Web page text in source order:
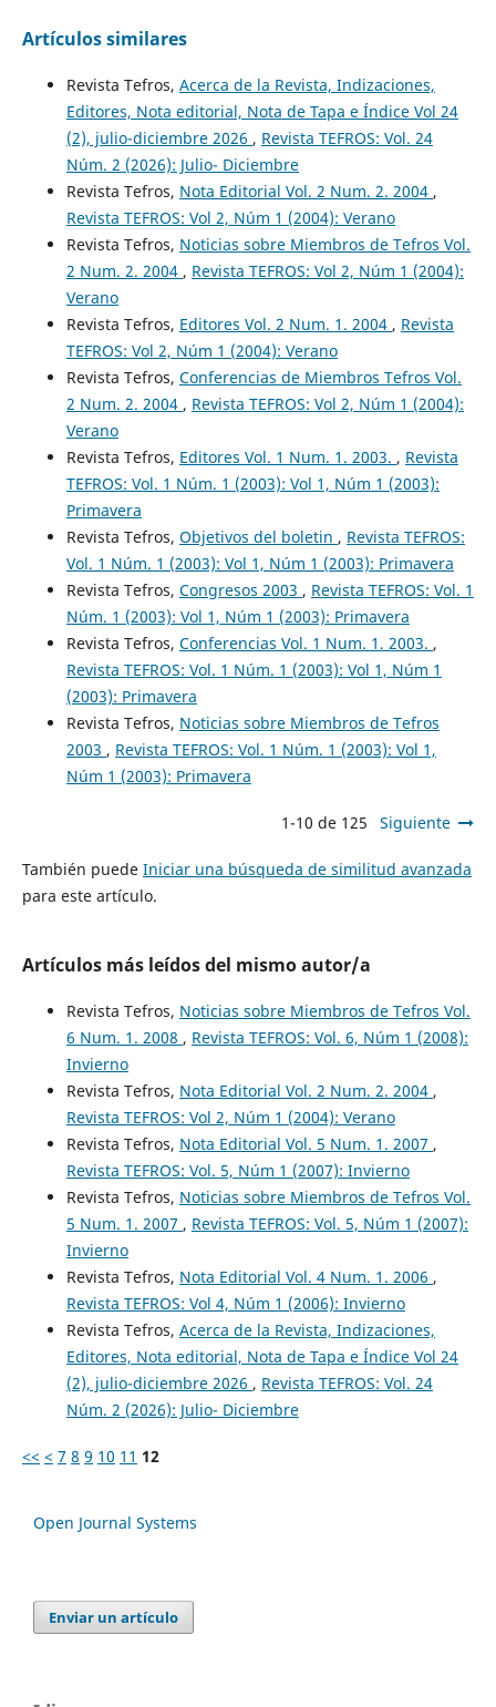
Artículos similares
Revista Tefros, Acerca de la Revista, Indizaciones,
Editores, Nota editorial, Nota de Tapa e Índice Vol 24
(2), julio-diciembre 2026 , Revista TEFROS: Vol. 24
Núm. 2 (2026): Julio- Diciembre
Revista Tefros, Nota Editorial Vol. 2 Num. 2. 2004 ,
Revista TEFROS: Vol 2, Núm 1 (2004): Verano
Revista Tefros, Noticias sobre Miembros de Tefros Vol.
2 Num. 2. 2004 , Revista TEFROS: Vol 2, Núm 1 (2004):
Verano
Revista Tefros, Editores Vol. 2 Num. 1. 2004 , Revista
TEFROS: Vol 2, Núm 1 (2004): Verano
Revista Tefros, Conferencias de Miembros Tefros Vol.
2 Num. 2. 2004 , Revista TEFROS: Vol 2, Núm 1 (2004):
Verano
Revista Tefros, Editores Vol. 1 Num. 1. 2003. , Revista
TEFROS: Vol. 1 Núm. 1 (2003): Vol 1, Núm 1 (2003):
Primavera
Revista Tefros, Objetivos del boletin , Revista TEFROS:
Vol. 1 Núm. 1 (2003): Vol 1, Núm 1 (2003): Primavera
Revista Tefros, Congresos 2003 , Revista TEFROS: Vol. 1
Núm. 1 (2003): Vol 1, Núm 1 (2003): Primavera
Revista Tefros, Conferencias Vol. 1 Num. 1. 2003. ,
Revista TEFROS: Vol. 1 Núm. 1 (2003): Vol 1, Núm 1
(2003): Primavera
Revista Tefros, Noticias sobre Miembros de Tefros
2003 , Revista TEFROS: Vol. 1 Núm. 1 (2003): Vol 1,
Núm 1 (2003): Primavera
1-10 de 125 Siguiente
También puede Iniciar una búsqueda de similitud avanzada
para este artículo.
Artículos más leídos del mismo autor/a
Revista Tefros, Noticias sobre Miembros de Tefros Vol.
6 Num. 1. 2008 , Revista TEFROS: Vol. 6, Núm 1 (2008):
Invierno
Revista Tefros, Nota Editorial Vol. 2 Num. 2. 2004 ,
Revista TEFROS: Vol 2, Núm 1 (2004): Verano
Revista Tefros, Nota Editorial Vol. 5 Num. 1. 2007 ,
Revista TEFROS: Vol. 5, Núm 1 (2007): Invierno
Revista Tefros, Noticias sobre Miembros de Tefros Vol.
5 Num. 1. 2007 , Revista TEFROS: Vol. 5, Núm 1 (2007):
Invierno
Revista Tefros, Nota Editorial Vol. 4 Num. 1. 2006 ,
Revista TEFROS: Vol 4, Núm 1 (2006): Invierno
Revista Tefros, Acerca de la Revista, Indizaciones,
Editores, Nota editorial, Nota de Tapa e Índice Vol 24
(2), julio-diciembre 2026 , Revista TEFROS: Vol. 24
Núm. 2 (2026): Julio- Diciembre
<< < 7 8 9 10 11 12
Open Journal Systems
Enviar un artículo